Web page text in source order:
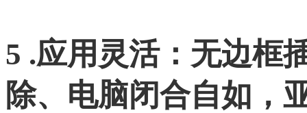
5 .应用灵活：无边框
除、电脑闭合自如，